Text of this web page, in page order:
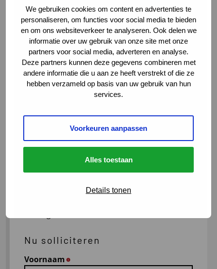
We gebruiken cookies om content en advertenties te
personaliseren, om functies voor social media te bieden
en om ons websiteverkeer te analyseren. Ook delen we
informatie over uw gebruik van onze site met onze
partners voor social media, adverteren en analyse.
Deze partners kunnen deze gegevens combineren met
andere informatie die u aan ze heeft verstrekt of die ze
hebben verzameld op basis van uw gebruik van hun
services.
Voorkeuren aanpassen
Alles toestaan
Details tonen
HR-medewerker
Nu solliciteren
Voornaam
Meer weten over deze
vacature?
Marlou Verkou
Ga naar LinkedIn
Operationeel Commercieel Manager
+316 1753 2798
mverkou@vialogistics.nl